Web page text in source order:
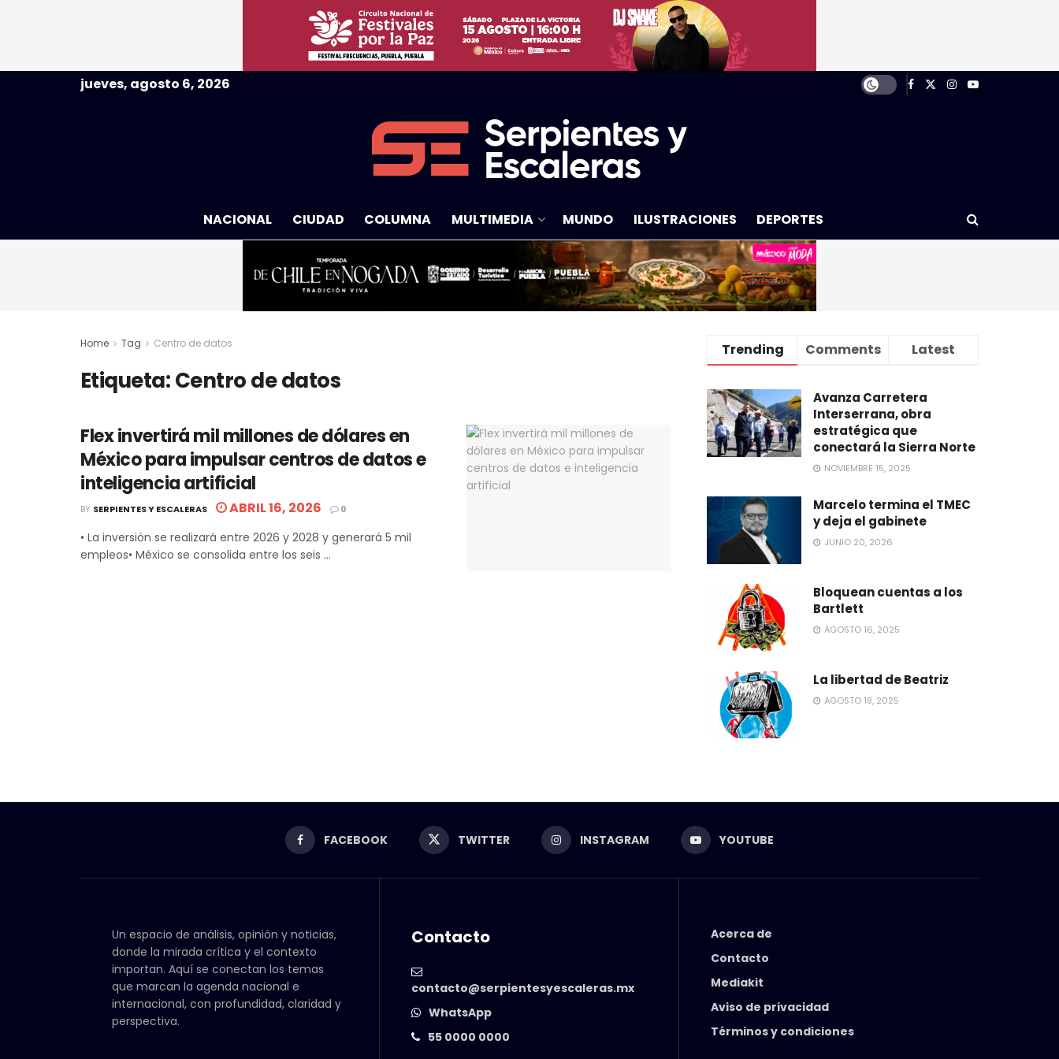
jueves, agosto 6, 2026
NACIONAL CIUDAD COLUMNA MULTIMEDIA MUNDO ILUSTRACIONES DEPORTES
Home Tag Centro de datos
Etiqueta:Centro de datos
Flex invertirá mil millones de dólares en
México para impulsar centros de datos e
inteligencia artificial
BY SERPIENTES Y ESCALERAS ABRIL 16, 2026 0
• La inversión se realizará entre 2026 y 2028 y generará 5 mil
empleos• México se consolida entre los seis ...
Trending Comments Latest
Avanza Carretera
Interserrana, obra
estratégica que
conectará la Sierra Norte
NOVIEMBRE 15, 2025
Marcelo termina el TMEC
y deja el gabinete
JUNIO 20, 2026
Bloquean cuentas a los
Bartlett
AGOSTO 16, 2025
La libertad de Beatriz
AGOSTO 18, 2025
FACEBOOK TWITTER INSTAGRAM YOUTUBE
Un espacio de análisis, opinión y noticias,
donde la mirada crítica y el contexto
importan. Aquí se conectan los temas
que marcan la agenda nacional e
internacional, con profundidad, claridad y
perspectiva.
Contacto
contacto@serpientesyescaleras.mx
WhatsApp
55 0000 0000
Acerca de
Contacto
Mediakit
Aviso de privacidad
Términos y condiciones